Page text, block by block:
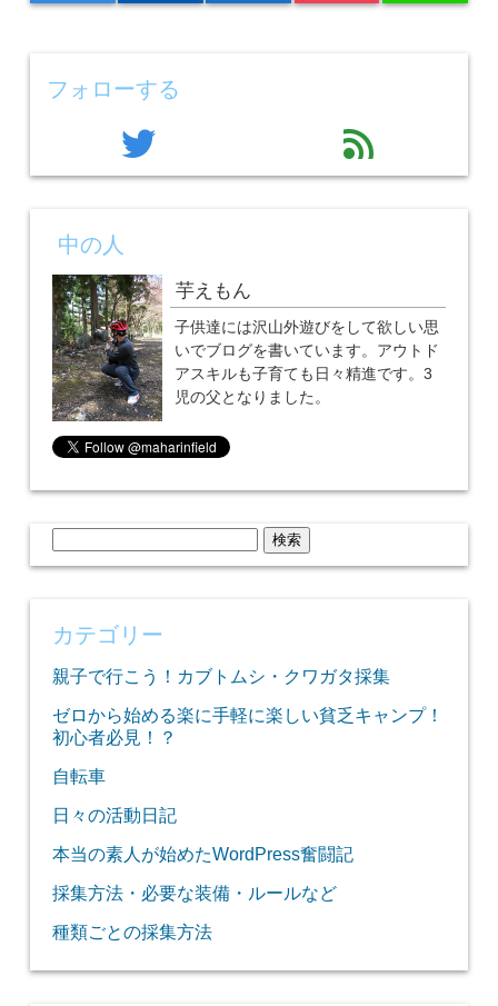
フォローする
twitter feed
中の人
芋えもん
子供達には沢山外遊びをして欲しい思
いでブログを書いています。アウトド
アスキルも子育ても日々精進です。3
児の父となりました。
索:
カテゴリー
親子で行こう！カブトムシ・クワガタ採集
ゼロから始める楽に手軽に楽しい貧乏キャンプ！
初心者必見！？
自転車
日々の活動日記
本当の素人が始めたWordPress奮闘記
採集方法・必要な装備・ルールなど
種類ごとの採集方法